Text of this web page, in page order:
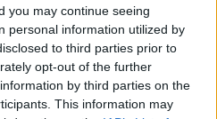
you may continue seeing
personal information utilized by
to third parties prior to
opt-out of the further
by third parties on the
This information may
ολοένα
Σύμφωνα με τον